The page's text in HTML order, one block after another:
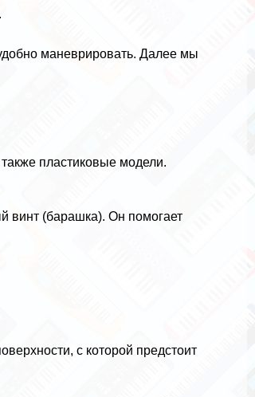
маневрировать. Далее мы
пластиковые модели.
винт (барашка). Он помогает
с которой предстоит